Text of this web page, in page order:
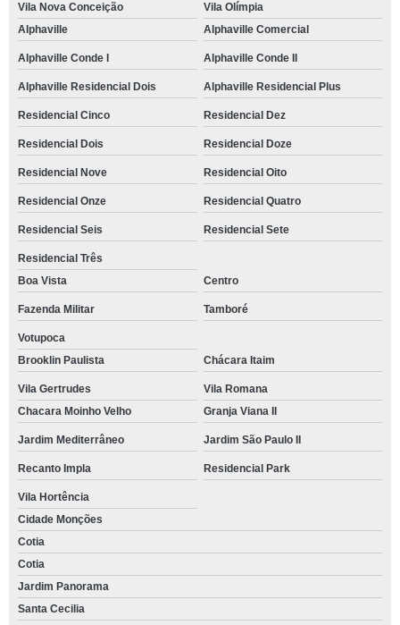
buffet para festa corporativa contato Jardim Barbacena
buffet de churrasco para confraternização Jardim Lina
buffet para confraternização Rio Cotia
contato de buffet para confraternização de empresas Aguaçaí
reserva de buffet para festa corporativa Parque Miguel Mirizola
buffet para confraternização contato Morro Grande
reserva de buffet para festa corporativa Vila de São Fernando
buffet para empresa telefone Brooklin
contato de buffet festa corporativa Jardim dos Ipês
buffet de confraternização contato Jardim Cotia
buffet para festa de confraternização contato Jardim Barbacena
reserva de buffet para festa de confraternização Miguel Mirizola
buffet de churrasco para confraternização Panamby
buffet para festa empresarial contato Horizontal Park
reserva de buffet de churrasco para confraternização Parque Alexandra
buffet para festa de empresa contato Jardim Guerreiro
buffet para festa corporativa telefone Jardim Pioneira
buffet para festa corporativa Água Espraiada
Vila Nova Conceição
Vila Olímpia
Alphaville
Alphaville Comercial
Alphaville Conde I Alphaville Conde II
Alphaville Residencial Dois Alphaville Residencial Plus
Residencial Cinco Residencial Dez
Residencial Dois Residencial Doze
Residencial Nove Residencial Oito
Residencial Onze Residencial Quatro
Residencial Seis Residencial Sete
Residencial Três
Boa Vista
Centro
Fazenda Militar Tamboré
Votupoca
Brooklin Paulista
Chácara Itaim
Vila Gertrudes
Vila Romana
Chacara Moinho Velho
Granja Viana II
Jardim Mediterrâneo Jardim São Paulo II
Recanto Impla Residencial Park
Vila Hortência
Cidade Monções
Cotia
Cotia
Jardim Panorama
Santa Cecilia